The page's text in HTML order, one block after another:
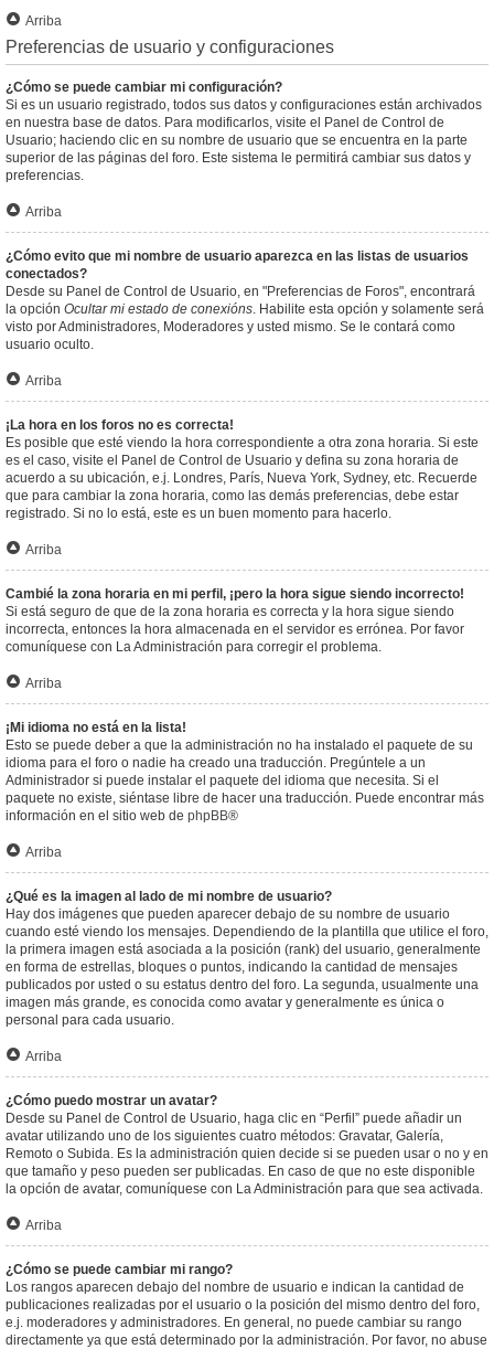
Arriba
Preferencias de usuario y configuraciones
¿Cómo se puede cambiar mi configuración?
Si es un usuario registrado, todos sus datos y configuraciones están archivados
en nuestra base de datos. Para modificarlos, visite el Panel de Control de
Usuario; haciendo clic en su nombre de usuario que se encuentra en la parte
superior de las páginas del foro. Este sistema le permitirá cambiar sus datos y
preferencias.
Arriba
¿Cómo evito que mi nombre de usuario aparezca en las listas de usuarios
conectados?
Desde su Panel de Control de Usuario, en "Preferencias de Foros", encontrará
la opción Ocultar mi estado de conexións. Habilite esta opción y solamente será
visto por Administradores, Moderadores y usted mismo. Se le contará como
usuario oculto.
Arriba
¡La hora en los foros no es correcta!
Es posible que esté viendo la hora correspondiente a otra zona horaria. Si este
es el caso, visite el Panel de Control de Usuario y defina su zona horaria de
acuerdo a su ubicación, e.j. Londres, París, Nueva York, Sydney, etc. Recuerde
que para cambiar la zona horaria, como las demás preferencias, debe estar
registrado. Si no lo está, este es un buen momento para hacerlo.
Arriba
Cambié la zona horaria en mi perfil, ¡pero la hora sigue siendo incorrecto!
Si está seguro de que de la zona horaria es correcta y la hora sigue siendo
incorrecta, entonces la hora almacenada en el servidor es errónea. Por favor
comuníquese con La Administración para corregir el problema.
Arriba
¡Mi idioma no está en la lista!
Esto se puede deber a que la administración no ha instalado el paquete de su
idioma para el foro o nadie ha creado una traducción. Pregúntele a un
Administrador si puede instalar el paquete del idioma que necesita. Si el
paquete no existe, siéntase libre de hacer una traducción. Puede encontrar más
información en el sitio web de phpBB®
Arriba
¿Qué es la imagen al lado de mi nombre de usuario?
Hay dos imágenes que pueden aparecer debajo de su nombre de usuario
cuando esté viendo los mensajes. Dependiendo de la plantilla que utilice el foro,
la primera imagen está asociada a la posición (rank) del usuario, generalmente
en forma de estrellas, bloques o puntos, indicando la cantidad de mensajes
publicados por usted o su estatus dentro del foro. La segunda, usualmente una
imagen más grande, es conocida como avatar y generalmente es única o
personal para cada usuario.
Arriba
¿Cómo puedo mostrar un avatar?
Desde su Panel de Control de Usuario, haga clic en “Perfil” puede añadir un
avatar utilizando uno de los siguientes cuatro métodos: Gravatar, Galería,
Remoto o Subida. Es la administración quien decide si se pueden usar o no y en
que tamaño y peso pueden ser publicadas. En caso de que no este disponible
la opción de avatar, comuníquese con La Administración para que sea activada.
Arriba
¿Cómo se puede cambiar mi rango?
Los rangos aparecen debajo del nombre de usuario e indican la cantidad de
publicaciones realizadas por el usuario o la posición del mismo dentro del foro,
e.j. moderadores y administradores. En general, no puede cambiar su rango
directamente ya que está determinado por la administración. Por favor, no abuse